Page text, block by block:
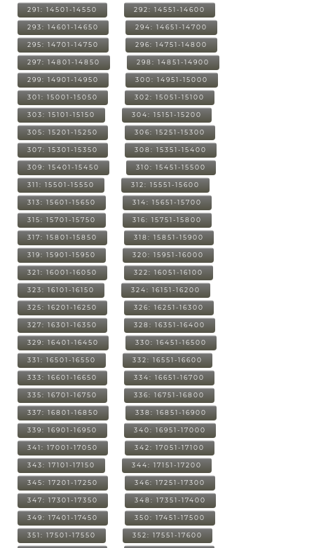
291: 14501-14550 292: 14551-14600
293: 14601-14650 294: 14651-14700
295: 14701-14750 296: 14751-14800
297: 14801-14850 298: 14851-14900
299: 14901-14950 300: 14951-15000
301: 15001-15050 302: 15051-15100
303: 15101-15150 304: 15151-15200
305: 15201-15250 306: 15251-15300
307: 15301-15350 308: 15351-15400
309: 15401-15450 310: 15451-15500
311: 15501-15550 312: 15551-15600
313: 15601-15650 314: 15651-15700
315: 15701-15750 316: 15751-15800
317: 15801-15850 318: 15851-15900
319: 15901-15950 320: 15951-16000
321: 16001-16050 322: 16051-16100
323: 16101-16150 324: 16151-16200
325: 16201-16250 326: 16251-16300
327: 16301-16350 328: 16351-16400
329: 16401-16450 330: 16451-16500
331: 16501-16550 332: 16551-16600
333: 16601-16650 334: 16651-16700
335: 16701-16750 336: 16751-16800
337: 16801-16850 338: 16851-16900
339: 16901-16950 340: 16951-17000
341: 17001-17050 342: 17051-17100
343: 17101-17150 344: 17151-17200
345: 17201-17250 346: 17251-17300
347: 17301-17350 348: 17351-17400
349: 17401-17450 350: 17451-17500
351: 17501-17550 352: 17551-17600